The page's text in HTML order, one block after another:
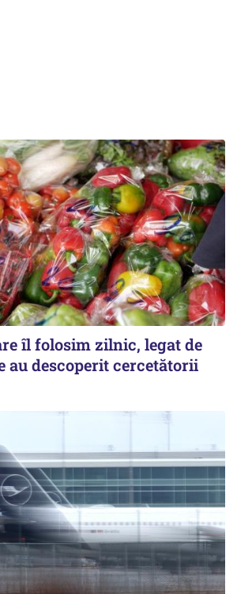
îl folosim zilnic, legat de
au descoperit cercetătorii